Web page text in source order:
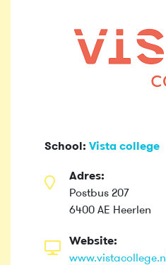
School: Vista college
Adres:
Postbus 207
6400 AE Heerlen
Website:
www.vistacollege.nl